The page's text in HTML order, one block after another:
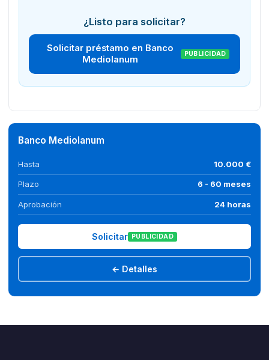
¿Listo para solicitar?
Solicitar préstamo en Banco
Mediolanum
PUBLICIDAD
Banco Mediolanum
Hasta 10.000 €
Plazo 6 - 60 meses
Aprobación 24 horas
Solicitar PUBLICIDAD
← Detalles